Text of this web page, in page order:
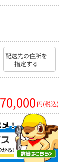
配送先の住所を
指定する
70,000 円(税込)